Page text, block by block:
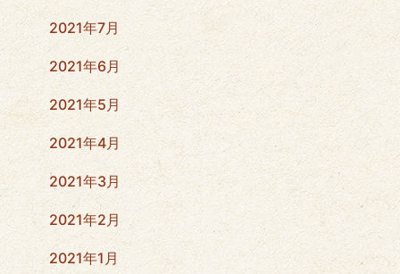
2021年7月
2021年6月
2021年5月
2021年4月
2021年3月
2021年2月
2021年1月